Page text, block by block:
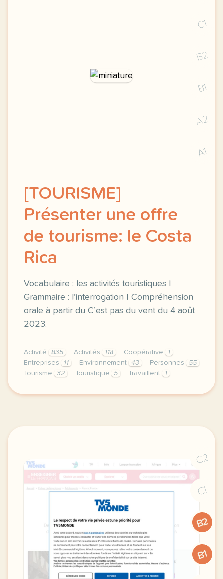
C1
B2
B1
A2
A1
[TOURISME]
Présenter une offre
de tourisme: le Costa
Rica
Vocabulaire : les activités touristiques |
Grammaire : l’interrogation | Compréhension
orale à partir du C’est pas du vent du 4 août
2023.
Activité 835 Activités 118 Coopérative
1
Entreprises
11 Environnement 43 Personnes
55
Tourisme
32 Touristique 5 Travaillent 1
exercice a2 tourisme presenter une offre de
C2
C1
B2
B1